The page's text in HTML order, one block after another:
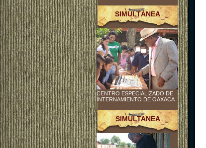
SIMULTÁNEA
CENTRO ESPECIALIZADO DE
INTERNAMIENTO DE OAXACA
SIMULTANEA